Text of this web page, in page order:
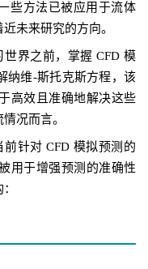
些方法已被应用于流体
未来研究的方向。
界之前，掌握 CFD 模
纳维-斯托克斯方程，该
高效且准确地解决这些
况而言。
针对 CFD 模拟预测的
用于增强预测的准确性